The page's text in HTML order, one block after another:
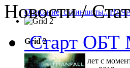
Описание, скриншоты..
Grid 2
Прошло 5 долгих лет с
Новости /
Старт ОБТ